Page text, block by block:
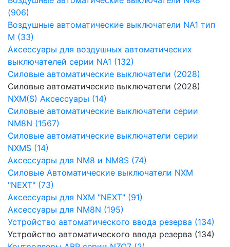
(906)
Воздушные автоматические выключатели NA1 тип
М (33)
Аксессуары для воздушных автоматических
выключателей серии NA1 (132)
Силовые автоматические выключатели (2028)
Силовые автоматические выключатели (2028)
NXM(S) Аксессуары (14)
Силовые автоматические выключатели серии
NM8N (1567)
Силовые автоматические выключатели серии
NXMS (14)
Аксессуары для NM8 и NM8S (74)
Силовые Автоматические выключатели NXM
"NEXT" (73)
Аксессуары для NXM "NEXT" (91)
Аксессуары для NM8N (195)
Устройство автоматического ввода резерва (134)
Устройство автоматического ввода резерва (134)